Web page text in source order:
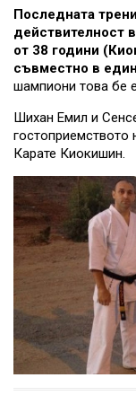
Последната
действителност
от 38 години
съвместно в
шампиони това бе
Шихан Емил и
гостоприемството
Карате Киокишин.